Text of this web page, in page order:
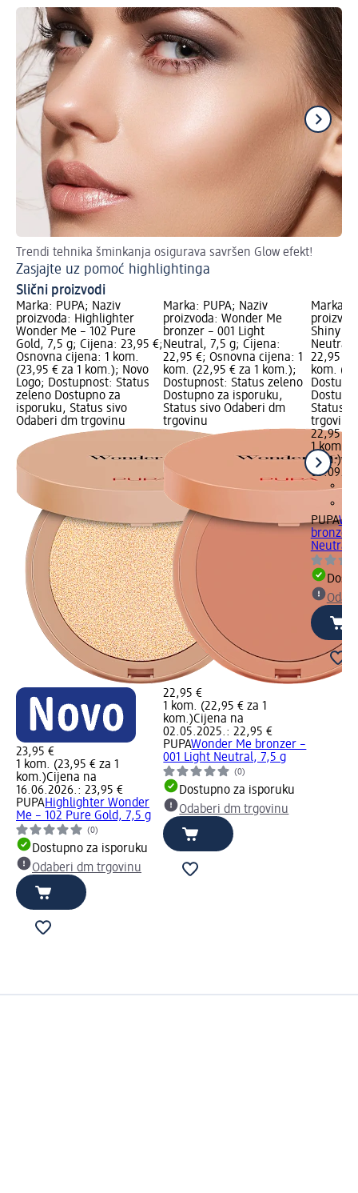
Trendi tehnika šminkanja osigurava savršen Glow efekt!
Zasjajte uz pomoć highlightinga
Slični proizvodi
Marka: PUPA; Naziv
proizvoda: Highlighter
Wonder Me – 102 Pure
Gold, 7,5 g; Cijena: 23,95 €;
Osnovna cijena: 1 kom.
(23,95 € za 1 kom.); Novo
Logo; Dostupnost: Status
zeleno Dostupno za
isporuku, Status sivo
Odaberi dm trgovinu
23,95 €
1 kom. (23,95 € za 1
kom.)Cijena na
16.06.2026.: 23,95 €
PUPAHighlighter Wonder
Me – 102 Pure Gold, 7,5 g
(0)
Dostupno za isporuku
Odaberi dm trgovinu
Marka: PUPA; Naziv
proizvoda: Wonder Me
bronzer – 001 Light
Neutral, 7,5 g; Cijena:
22,95 €; Osnovna cijena: 1
kom. (22,95 € za 1 kom.);
Dostupnost: Status zeleno
Dostupno za isporuku,
Status sivo Odaberi dm
trgovinu
22,95 €
1 kom. (22,95 € za 1
kom.)Cijena na
02.05.2025.: 22,95 €
PUPAWonder Me bronzer –
001 Light Neutral, 7,5 g
(0)
Dostupno za isporuku
Odaberi dm trgovinu
Marka:
Shiny
Neutral,
22,95 €;
kom.
Status
trgovinu
22,95 €
1 kom.
kom.)
PUPA
bronzer
Neutral,